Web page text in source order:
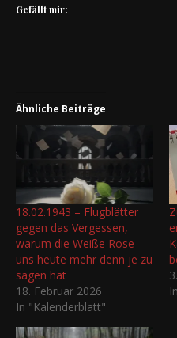
Gefällt mir:
Ähnliche Beiträge
18.02.1943 – Flugblätter
gegen das Vergessen,
warum die Weiße Rose
uns heute mehr denn je zu
sagen hat
18. Februar 2026
In "Kalenderblatt"